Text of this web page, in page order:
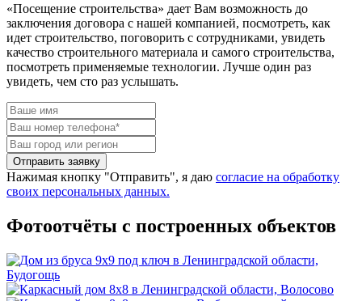
«Посещение строительства» дает Вам возможность до
заключения договора с нашей компанией, посмотреть, как
идет строительство, поговорить с сотрудниками, увидеть
качество строительного материала и самого строительства,
посмотреть применяемые технологии. Лучше один раз
увидеть, чем сто раз услышать.
Отправить заявку
Нажимая кнопку "Отправить", я даю согласие на обработку
своих персональных данных.
Фотоотчёты с построенных объектов